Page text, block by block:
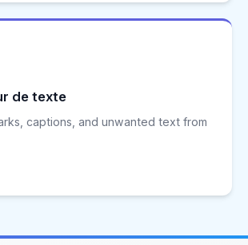
de texte
captions, and unwanted text from